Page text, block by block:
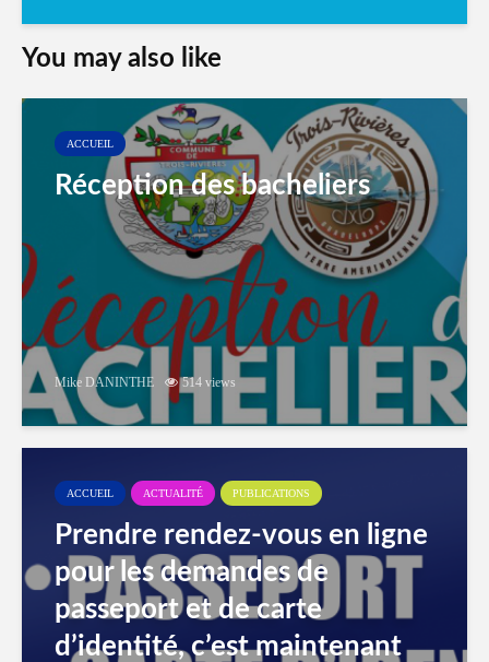
You may also like
ACCUEIL
Réception des bacheliers
Mike DANINTHE 514 views
ACCUEIL ACTUALITÉ PUBLICATIONS
Prendre rendez-vous en ligne
pour les demandes de
passeport et de carte
d’identité, c’est maintenant